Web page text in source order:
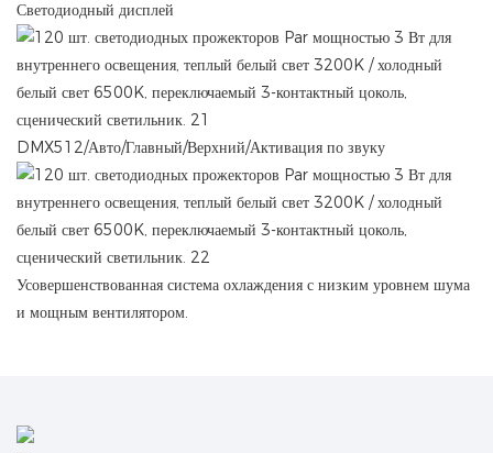
Светодиодный дисплей
DMX512/Авто/Главный/Верхний/Активация по звуку
Усовершенствованная система охлаждения с низким уровнем шума
и мощным вентилятором.